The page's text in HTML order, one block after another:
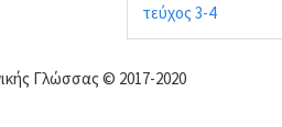
τεύχος 3-4
Γλώσσας © 2017-2020